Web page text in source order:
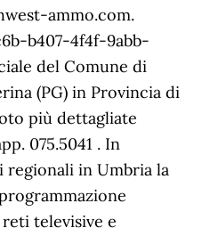
ammo.com.
b407-4f4f-9abb-
del Comune di
(PG) in Provincia di
più dettagliate
075.5041 . In
regionali in Umbria la
televisive e